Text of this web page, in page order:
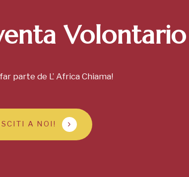
Volontario
parte de L’ Africa Chiama!
A NOI!